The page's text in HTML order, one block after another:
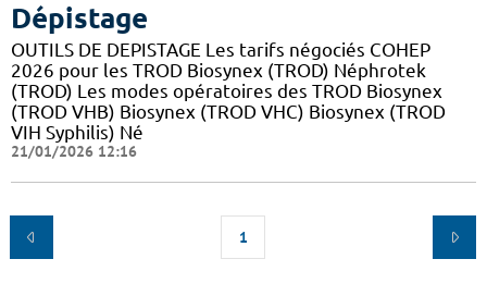
Dépistage
OUTILS DE DEPISTAGE Les tarifs négociés COHEP
2026 pour les TROD Biosynex (TROD) Néphrotek
(TROD) Les modes opératoires des TROD Biosynex
(TROD VHB) Biosynex (TROD VHC) Biosynex (TROD
VIH Syphilis) Né
21/01/2026 12:16
1